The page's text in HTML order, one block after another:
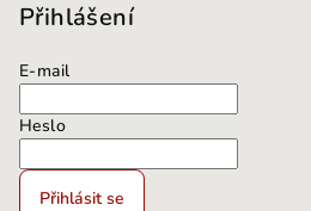
Přihlášení
E-mail
Heslo
Přihlásit se